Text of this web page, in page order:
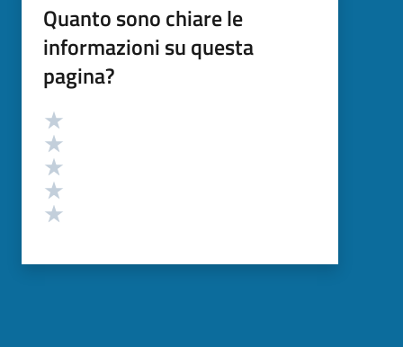
Quanto sono chiare le
informazioni su questa
pagina?
Valutazione